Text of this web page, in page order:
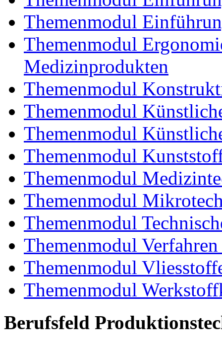
Themenmodul
Themenmodul
Medizinprodukten
Themenmodul
Themenmodul
Themenmodul
Themenmodul
Themenmodul
Themenmodul
Themenmodul
Themenmodul
Themenmodul
Themenmodul
Berufsfeld